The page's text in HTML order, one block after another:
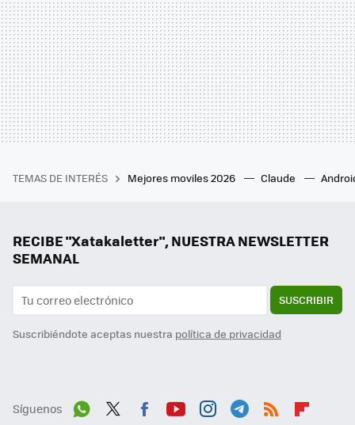
TEMAS DE INTERÉS Mejores moviles 2026 Claude
RECIBE "Xatakaletter", NUESTRA NEWSLETTER
SEMANAL
SUSCRIBIR
Suscribiéndote aceptas nuestra política de privacidad
Síguenos